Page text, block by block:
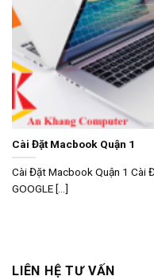
Cài Đặt Macbook Quận 1
Cài Đặt Macbook Quận 1 Cài
GOOGLE [...]
LIÊN HỆ TƯ VẤN